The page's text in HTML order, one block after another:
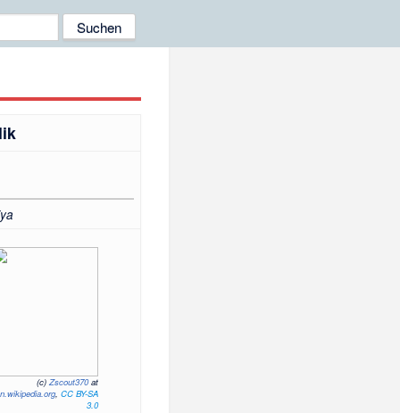
(c)Zscout370at
,CC BY-SA
3.0